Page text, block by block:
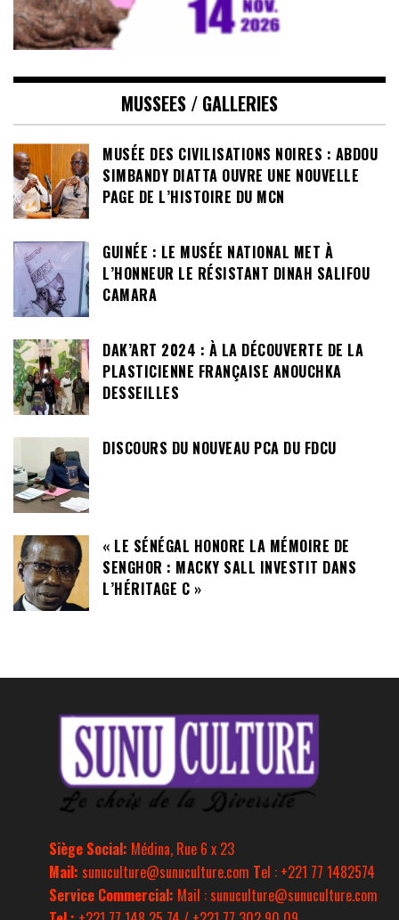
MUSSEES / GALLERIES
MUSÉE DES CIVILISATIONS NOIRES : ABDOU
SIMBANDY DIATTA OUVRE UNE NOUVELLE
PAGE DE L’HISTOIRE DU MCN
GUINÉE : LE MUSÉE NATIONAL MET À
L’HONNEUR LE RÉSISTANT DINAH SALIFOU
CAMARA
DAK’ART 2024 : À LA DÉCOUVERTE DE LA
PLASTICIENNE FRANÇAISE ANOUCHKA
DESSEILLES
DISCOURS DU NOUVEAU PCA DU FDCU
« LE SÉNÉGAL HONORE LA MÉMOIRE DE
SENGHOR : MACKY SALL INVESTIT DANS
L’HÉRITAGE C »
Siège Social: Médina, Rue 6 x 23
Mail: sunuculture@sunuculture.com Tel : +221 77 1482574
Service Commercial: Mail : sunuculture@sunuculture.com